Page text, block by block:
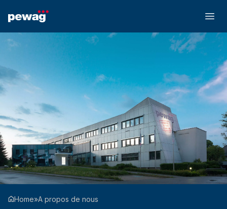
Home»A propos de nous